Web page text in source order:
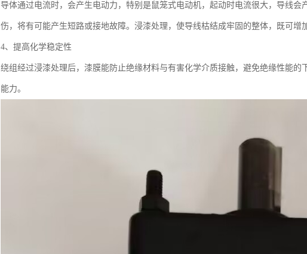
导体通过电流时，会产生电动力，特别是鼠笼式电动机，起动时电流很大，导线
伤，将有可能产生短路或接地故障。浸漆处理，使导线枯结成牢固的整体，既可增
4、提高化学稳定性
绕组经过浸漆处理后，漆膜能防止绝缘材料与有害化学介质接触，避免绝缘性能
能力。